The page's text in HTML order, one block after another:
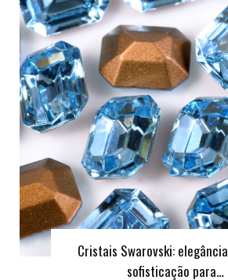
Cristais Swarovski:
sofisticação para…